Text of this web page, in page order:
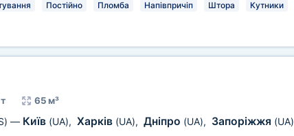
Постійно Пломба Напівпричіп Штора Кутники
65 м³
— Київ (UA), Харків (UA), Дніпро (UA), Запоріжжя (UA)